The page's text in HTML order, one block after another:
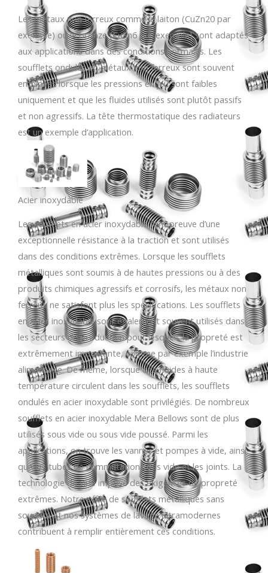
Les métaux non ferreux comme le laiton (CuZn20 par
exemple) ou le bronze (CuSn6 par exemple) sont adaptés
aux applications dans des conditions normales. Les
soufflets ondulés en métaux non ferreux sont souvent
employés lorsque les pressions en jeu sont faibles
uniquement et que les fluides utilisés sont plutôt passifs
et non agressifs. La tête thermostatique des radiateurs
est un exemple d’application.
Acier inoxydable
Les soufflets en acier inoxydable font preuve d’une
exceptionnelle résistance à la traction et sont utilisés
dans des conditions extrêmes. Lorsque les soufflets
métalliques sont soumis à de hautes pressions ou à des
produits chimiques agressifs et corrosifs, les métaux non
ferreux ne satisfont plus les spécifications. Les soufflets
en acier inoxydable sont également souvent utilisés dans
les secteurs de production pour lesquels la propreté est
extrêmement importante, comme par exemple l’industrie
alimentaire. De même, lorsque des fluides à haute
température circulent dans les soufflets, les soufflets
ondulés en acier inoxydable sont privilégiés. De nombreux
soufflets en acier inoxydable Mera Bellows sont de plus
utilisés sous vide ou sous vide poussé. Parmi les
applications, on trouve les vannes et pompes à vide, ainsi
que les tubes de commutation sous vide et les joints. La
technologie du vide impose des exigences de propreté
extrêmes. Notre offre de soufflets métalliques sans
soudure et nos systèmes de lavage ultramodernes
contribuent à remplir entièrement ces conditions.